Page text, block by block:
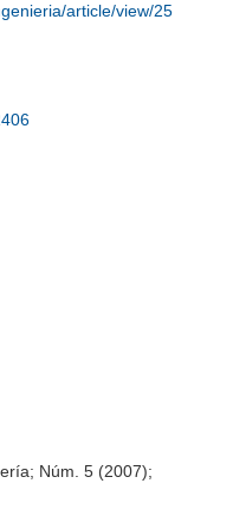
article/view/25
Núm. 5 (2007);